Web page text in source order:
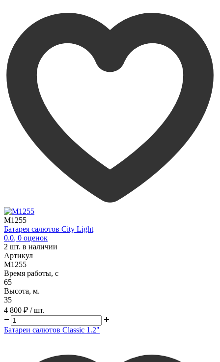
M1255
Батарея салютов City Light
0.0, 0 оценок
2 шт. в наличии
Артикул
M1255
Время работы, с
65
Высота, м.
35
4 800 ₽ / шт.
Батареи салютов Classic 1.2"